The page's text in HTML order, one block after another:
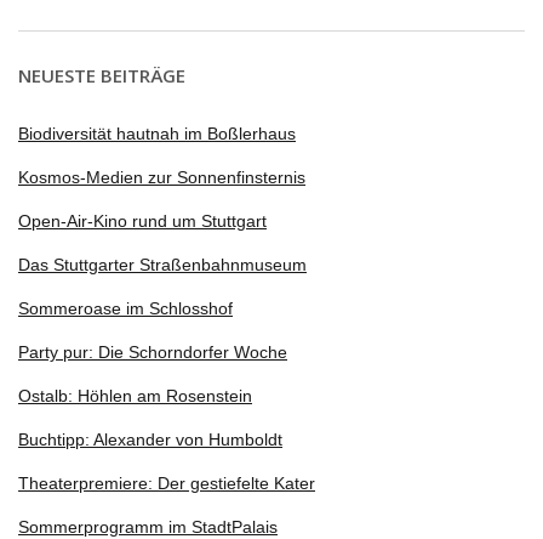
NEUESTE BEITRÄGE
Biodiversität hautnah im Boßlerhaus
Kosmos-Medien zur Sonnenfinsternis
Open-Air-Kino rund um Stuttgart
Das Stuttgarter Straßenbahnmuseum
Sommeroase im Schlosshof
Party pur: Die Schorndorfer Woche
Ostalb: Höhlen am Rosenstein
Buchtipp: Alexander von Humboldt
Theaterpremiere: Der gestiefelte Kater
Sommerprogramm im StadtPalais